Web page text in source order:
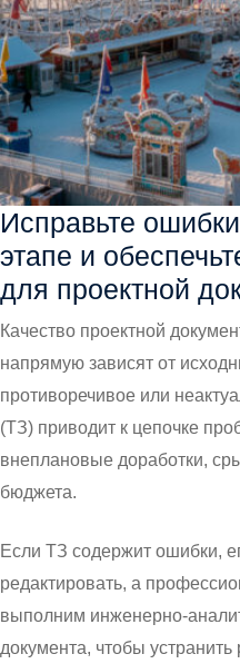
Исправьте
этапе и
для проектной
Качество проектной
напрямую зависят от
противоречивое или
(ТЗ) приводит к цепочке
внеплановые доработки,
бюджета.
Если ТЗ содержит ошибки,
редактировать, а
выполним инженерно-
документа, чтобы